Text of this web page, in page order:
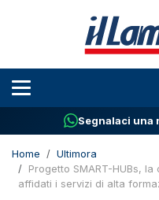
Segnalaci una
Home
Ultimora
Progetto SMART-HUBs,
affidati i servizi di alta